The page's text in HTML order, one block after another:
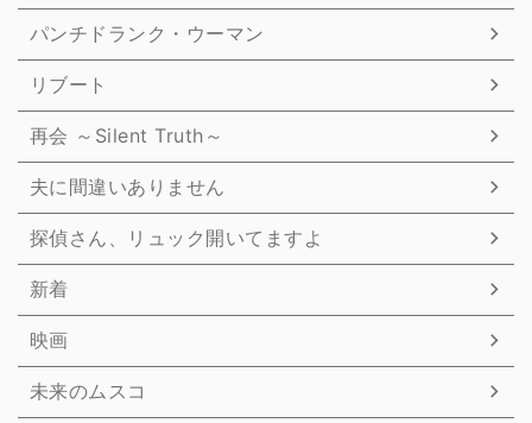
パンチドランク・ウーマン
リブート
再会 ～Silent Truth～
夫に間違いありません
探偵さん、リュック開いてますよ
新着
映画
未来のムスコ